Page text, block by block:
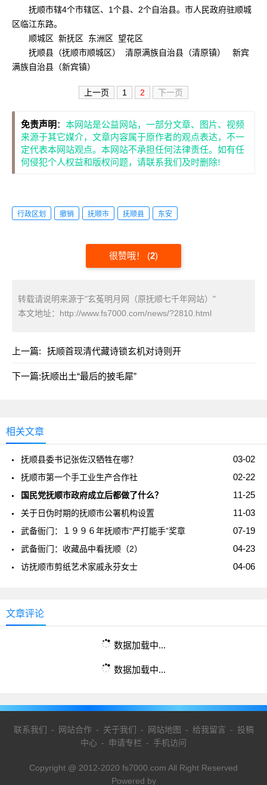
抚顺市辖4个市辖区、1个县、2个自治县。市人民政府驻顺城
区临江东路。
顺城区 新抚区 东洲区 望花区
抚顺县（抚顺市顺城区） 清原满族自治县（清原镇） 新宾
满族自治县（新宾镇）
上一页 1 2 下一页
免责声明 ： 本网站是公益网站，一部分文章、图片、视频
来源于其它媒介，文章内容属于原作者的观点表达，不一
定代表本网站观点。本网站不承担任何法律责任。如有任
何侵犯个人权益和版权问题，请联系我们及时删除!
行政区划 撤销 抚顺市 抚顺县 东安
很赞哦！ (2)
转载请说明来源于"玄菟明月网（原抚顺七千年网站）"
本文地址： http://www.fs7000.com/news/?2810.html
上一篇: 抚顺首现清代藏诗锁玄机对诗则开
下一篇:抚顺出土“最后的披毛犀”
相关文章
03-02
抚顺县委书记张佐汉牺牲在哪？
02-22
抚顺市第一个手工业生产合作社
11-25
国民党抚顺市政府成立后都做了什么？
11-03
关于日伪时期的抚顺市公署机构设置
07-19
武备衙门：１９９６年抚顺市“严打能手”奖章
04-23
武备衙门：收藏品中看抚顺（2）
04-06
访抚顺市剪纸艺术家戚永芬女士
文章评论
数据加载中...
数据加载中...
联系我们 - 网站合作- 关于我们 - 网站地图 - 给我留言 - 投稿
中心 - 申请专栏 - 手机访问
Copyright @ 2012-2020 fs7000.com All Right Reserved
Powered by